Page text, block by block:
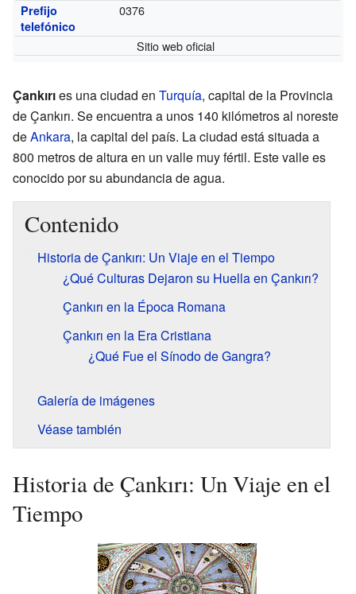
Prefijo
telefónico
0376
Sitio web oficial
Çankırıes una ciudad en Turquía, capital de la Provincia
de Çankırı. Se encuentra a unos 140 kilómetros al noreste
deAnkara, la capital del país. La ciudad está situada a
800 metros de altura en un valle muy fértil. Este valle es
conocido por su abundancia de agua.
Contenido
Historia de Çankırı: Un Viaje en el Tiempo
¿Qué Culturas Dejaron su Huella en Çankırı?
Çankırı en la Época Romana
Çankırı en la Era Cristiana
¿Qué Fue el Sínodo de Gangra?
Galería de imágenes
Véase también
Historia de Çankırı: Un Viaje en el
Tiempo